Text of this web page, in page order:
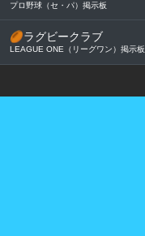
プロ野球（セ・パ）掲示板
🏉ラグビークラブ
LEAGUE ONE（リーグワン）掲示板